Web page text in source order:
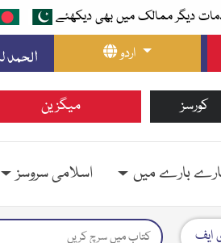
دیگر ممالک میں بھی دیکھئے
اردو
میگزین کورسز
بارے میں اسلامی سروسز
ایف